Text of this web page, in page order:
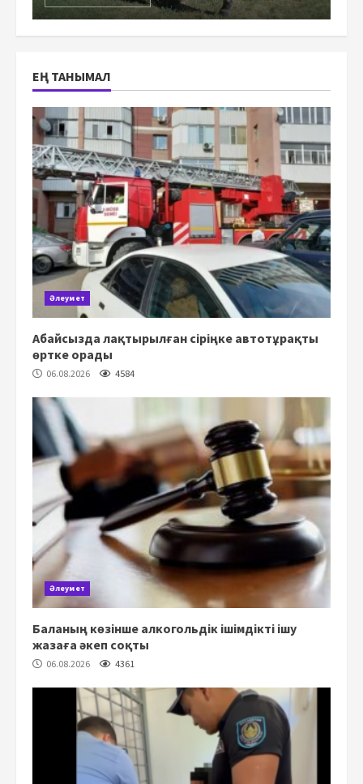
ЕҢ ТАНЫМАЛ
Әлеумет
Абайсызда лақтырылған сіріңке автотұрақты
өртке орады
06.08.2026 4584
Әлеумет
Баланың көзінше алкогольдік ішімдікті ішу
жазаға әкеп соқты
06.08.2026 4361